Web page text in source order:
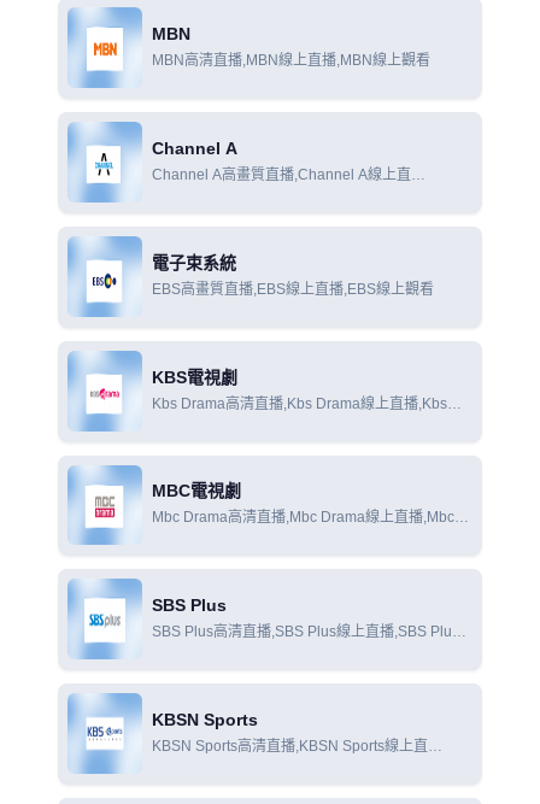
MBN
MBN高清直播,MBN線上直播,MBN線上觀看
Channel A
Channel A高畫質直播,Channel A線上直
電子束系統
EBS高畫質直播,EBS線上直播,EBS線上觀看
KBS電視劇
Kbs Drama高清直播,Kbs Drama線上直播,Kbs
MBC電視劇
Mbc Drama高清直播,Mbc Drama線上直播,Mbc
SBS Plus
SBS Plus高清直播,SBS Plus線上直播,SBS Plus
KBSN Sports
KBSN Sports高清直播,KBSN Sports線上直